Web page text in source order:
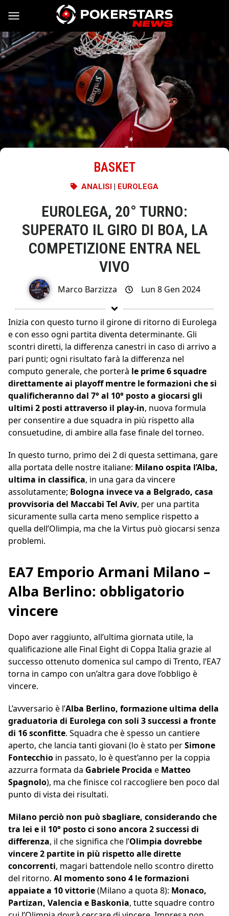
Vai al contenuto
BASKET
ANALISI | EUROLEGA
EUROLEGA, 20° TURNO:
SUPERATO IL GIRO DI BOA, LA
COMPETIZIONE ENTRA NEL
VIVO
Marco Barzizza Lun 8 Gen 2024
Inizia con questo turno il girone di ritorno di Eurolega
e con esso ogni partita diventa determinante. Gli
scontri diretti, la differenza canestri in caso di arrivo a
pari punti; ogni risultato farà la differenza nel
computo generale, che porterà le prime 6 squadre
direttamente ai playoff mentre le formazioni che si
qualificheranno dal 7° al 10° posto a giocarsi gli
ultimi 2 posti attraverso il play-in, nuova formula
per consentire a due squadra in più rispetto alla
consuetudine, di ambire alla fase finale del torneo.
In questo turno, primo dei 2 di questa settimana, gare
alla portata delle nostre italiane: Milano ospita l’Alba,
ultima in classifica, in una gara da vincere
assolutamente; Bologna invece va a Belgrado, casa
provvisoria del Maccabi Tel Aviv, per una partita
sicuramente sulla carta meno semplice rispetto a
quella dell’Olimpia, ma che la Virtus può giocarsi senza
problemi.
EA7 Emporio Armani Milano –
Alba Berlino: obbligatorio
vincere
Dopo aver raggiunto, all’ultima giornata utile, la
qualificazione alle Final Eight di Coppa Italia grazie al
successo ottenuto domenica sul campo di Trento, l’EA7
torna in campo con un’altra gara dove l’obbligo è
vincere.
L’avversario è l’Alba Berlino, formazione ultima della
graduatoria di Eurolega con soli 3 successi a fronte
di 16 sconfitte. Squadra che è spesso un cantiere
aperto, che lancia tanti giovani (lo è stato perSimone
Fontecchio in passato, lo è quest’anno per la coppia
azzurra formata da Gabriele Procida e Matteo
Spagnolo), ma che finisce col raccogliere ben poco dal
punto di vista dei risultati.
Milano perciò non può sbagliare, considerando che
tra lei e il 10° posto ci sono ancora 2 successi di
differenza, il che significa che l’Olimpia dovrebbe
vincere 2 partite in più rispetto alle dirette
concorrenti, magari battendole nello scontro diretto
del ritorno. Al momento sono 4 le formazioni
appaiate a 10 vittorie(Milano a quota 8): Monaco,
Partizan, Valencia e Baskonia, tutte squadre contro